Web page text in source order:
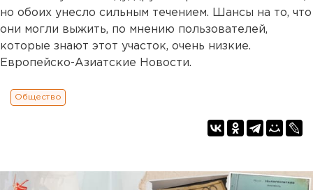
но обоих унесло сильным течением. Шансы на то, что
они могли выжить, по мнению пользователей,
которые знают этот участок, очень низкие.
Европейско-Азиатские Новости.
Общество